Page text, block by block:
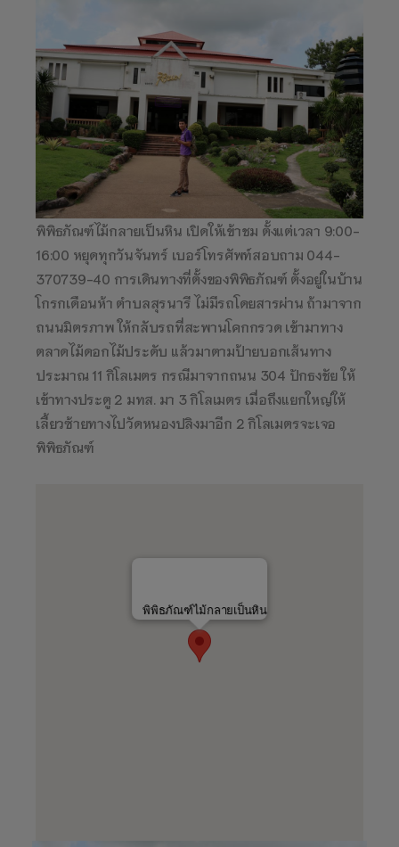
พิพิธภัณฑ์ไม้กลายเป็นหิน เปิดให้เข้าชม ตั้งแต่เวลา 9:00-
16:00 หยุดทุกวันจันทร์ เบอร์โทรศัพท์สอบถาม 044-
370739-40 การเดินทางที่ตั้งของพิพิธภัณฑ์ ตั้งอยู่ในบ้าน
โกรกเดือนห้า ตำบลสุรนารี ไม่มีรถโดยสารผ่าน ถ้ามาจาก
ถนนมิตรภาพ ให้กลับรถที่สะพานโคกกรวด เข้ามาทาง
ตลาดไม้ดอกไม้ประดับ แล้วมาตามป้ายบอกเส้นทาง
ประมาณ 11 กิโลเมตร กรณีมาจากถนน 304 ปักธงชัย ให้
เข้าทางประตู 2 มทส. มา 3 กิโลเมตร เมื่อถึงแยกใหญ่ให้
เลี้ยวซ้ายทางไปวัดหนองปลิงมาอีก 2 กิโลเมตรจะเจอ
พิพิธภัณฑ์
พิพิธภัณฑ์ไม้กลายเป็นหิน